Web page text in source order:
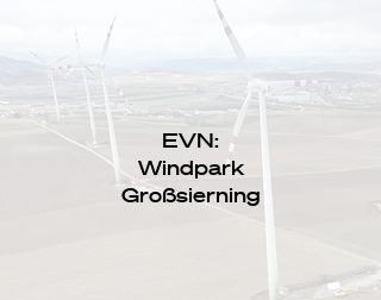
EVN:
Windpark
Großsierning